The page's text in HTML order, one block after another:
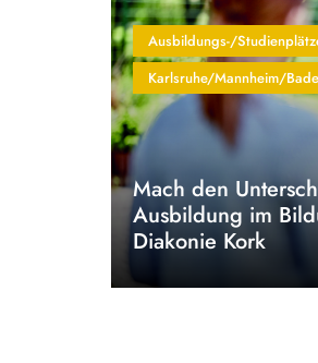
Ausbildungs-/
Karlsruhe/Mannheim/
Mach den
Ausbildung im
Diakonie Kork